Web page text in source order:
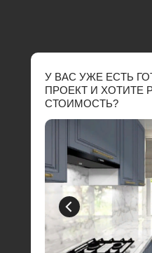
У ВАС УЖЕ ЕСТЬ
ПРОЕКТ И ХОТИТЕ
СТОИМОСТЬ?